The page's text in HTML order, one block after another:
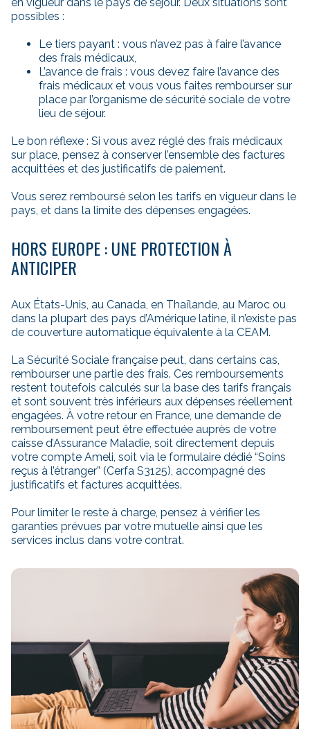
possibles :
Le tiers payant : vous n’avez pas à faire l’avance
des frais médicaux,
L’avance de frais : vous devez faire l’avance des
frais médicaux et vous vous faites rembourser sur
place par l’organisme de sécurité sociale de votre
lieu de séjour.
Le bon réflexe : Si vous avez réglé des frais médicaux
sur place, pensez à conserver l’ensemble des factures
acquittées et des justificatifs de paiement.
Vous serez remboursé selon les tarifs en vigueur dans le
pays, et dans la limite des dépenses engagées.
HORS EUROPE : UNE PROTECTION À
ANTICIPER
Aux États-Unis, au Canada, en Thaïlande, au Maroc ou
dans la plupart des pays d’Amérique latine, il n’existe pas
de couverture automatique équivalente à la CEAM.
La Sécurité Sociale française peut, dans certains cas,
rembourser une partie des frais. Ces remboursements
restent toutefois calculés sur la base des tarifs français
et sont souvent très inférieurs aux dépenses réellement
engagées. À votre retour en France, une demande de
remboursement peut être effectuée auprès de votre
caisse d’Assurance Maladie, soit directement depuis
votre compte Ameli, soit via le formulaire dédié “Soins
reçus à l’étranger” (Cerfa S3125), accompagné des
justificatifs et factures acquittées.
Pour limiter le reste à charge, pensez à vérifier les
garanties prévues par votre mutuelle ainsi que les
services inclus dans votre contrat.